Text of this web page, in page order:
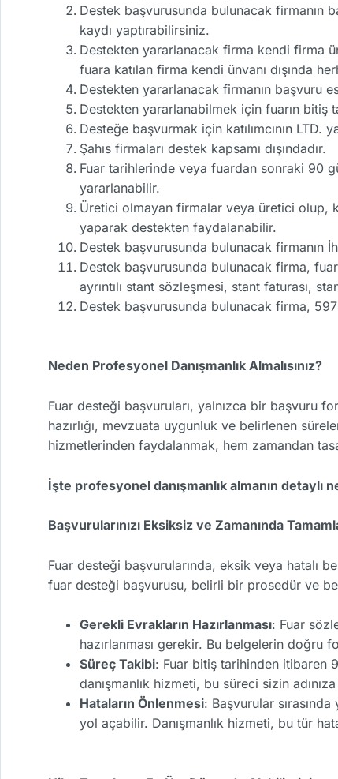
Destek başvurusunda bulunacak firmanın
kaydı yaptırabilirsiniz.
Destekten yararlanacak firma kendi firma
fuara katılan firma kendi ünvanı dışında
Destekten yararlanacak firmanın başvuru
Destekten yararlanabilmek için fuarın bitiş
Desteğe başvurmak için katılımcının LTD.
Şahıs firmaları destek kapsamı dışındadır.
Fuar tarihlerinde veya fuardan sonraki 90
yararlanabilir.
Üretici olmayan firmalar veya üretici olup,
yaparak destekten faydalanabilir.
Destek başvurusunda bulunacak firmanın
Destek başvurusunda bulunacak firma,
ayrıntılı stant sözleşmesi, stant faturası,
Destek başvurusunda bulunacak firma,
Neden Profesyonel Danışmanlık Almalısınız?
Fuar desteği başvuruları, yalnızca bir başvuru
hazırlığı, mevzuata uygunluk ve belirlenen
hizmetlerinden faydalanmak, hem zamandan
İşte profesyonel danışmanlık almanın detaylı
Başvurularınızı Eksiksiz ve Zamanında
Fuar desteği başvurularında, eksik veya hatalı
fuar desteği başvurusu, belirli bir prosedür ve
Gerekli Evrakların Hazırlanması: Fuar
hazırlanması gerekir. Bu belgelerin
Süreç Takibi: Fuar bitiş tarihinden itibaren
danışmanlık hizmeti, bu süreci sizin
Hataların Önlenmesi: Başvurular
yol açabilir. Danışmanlık hizmeti, bu tür